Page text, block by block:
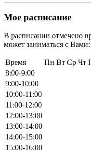
Мое расписание
В расписании отмечено
может заниматься с Вами:
Время Пн Вт Ср Чт
8:00-9:00
9:00-10:00
10:00-11:00
11:00-12:00
12:00-13:00
13:00-14:00
14:00-15:00
15:00-16:00